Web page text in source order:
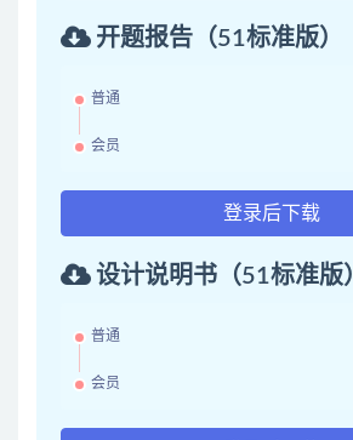
开题报告（51标准版）
普通
会员
登录后下载
设计说明书（51标准版
普通
会员